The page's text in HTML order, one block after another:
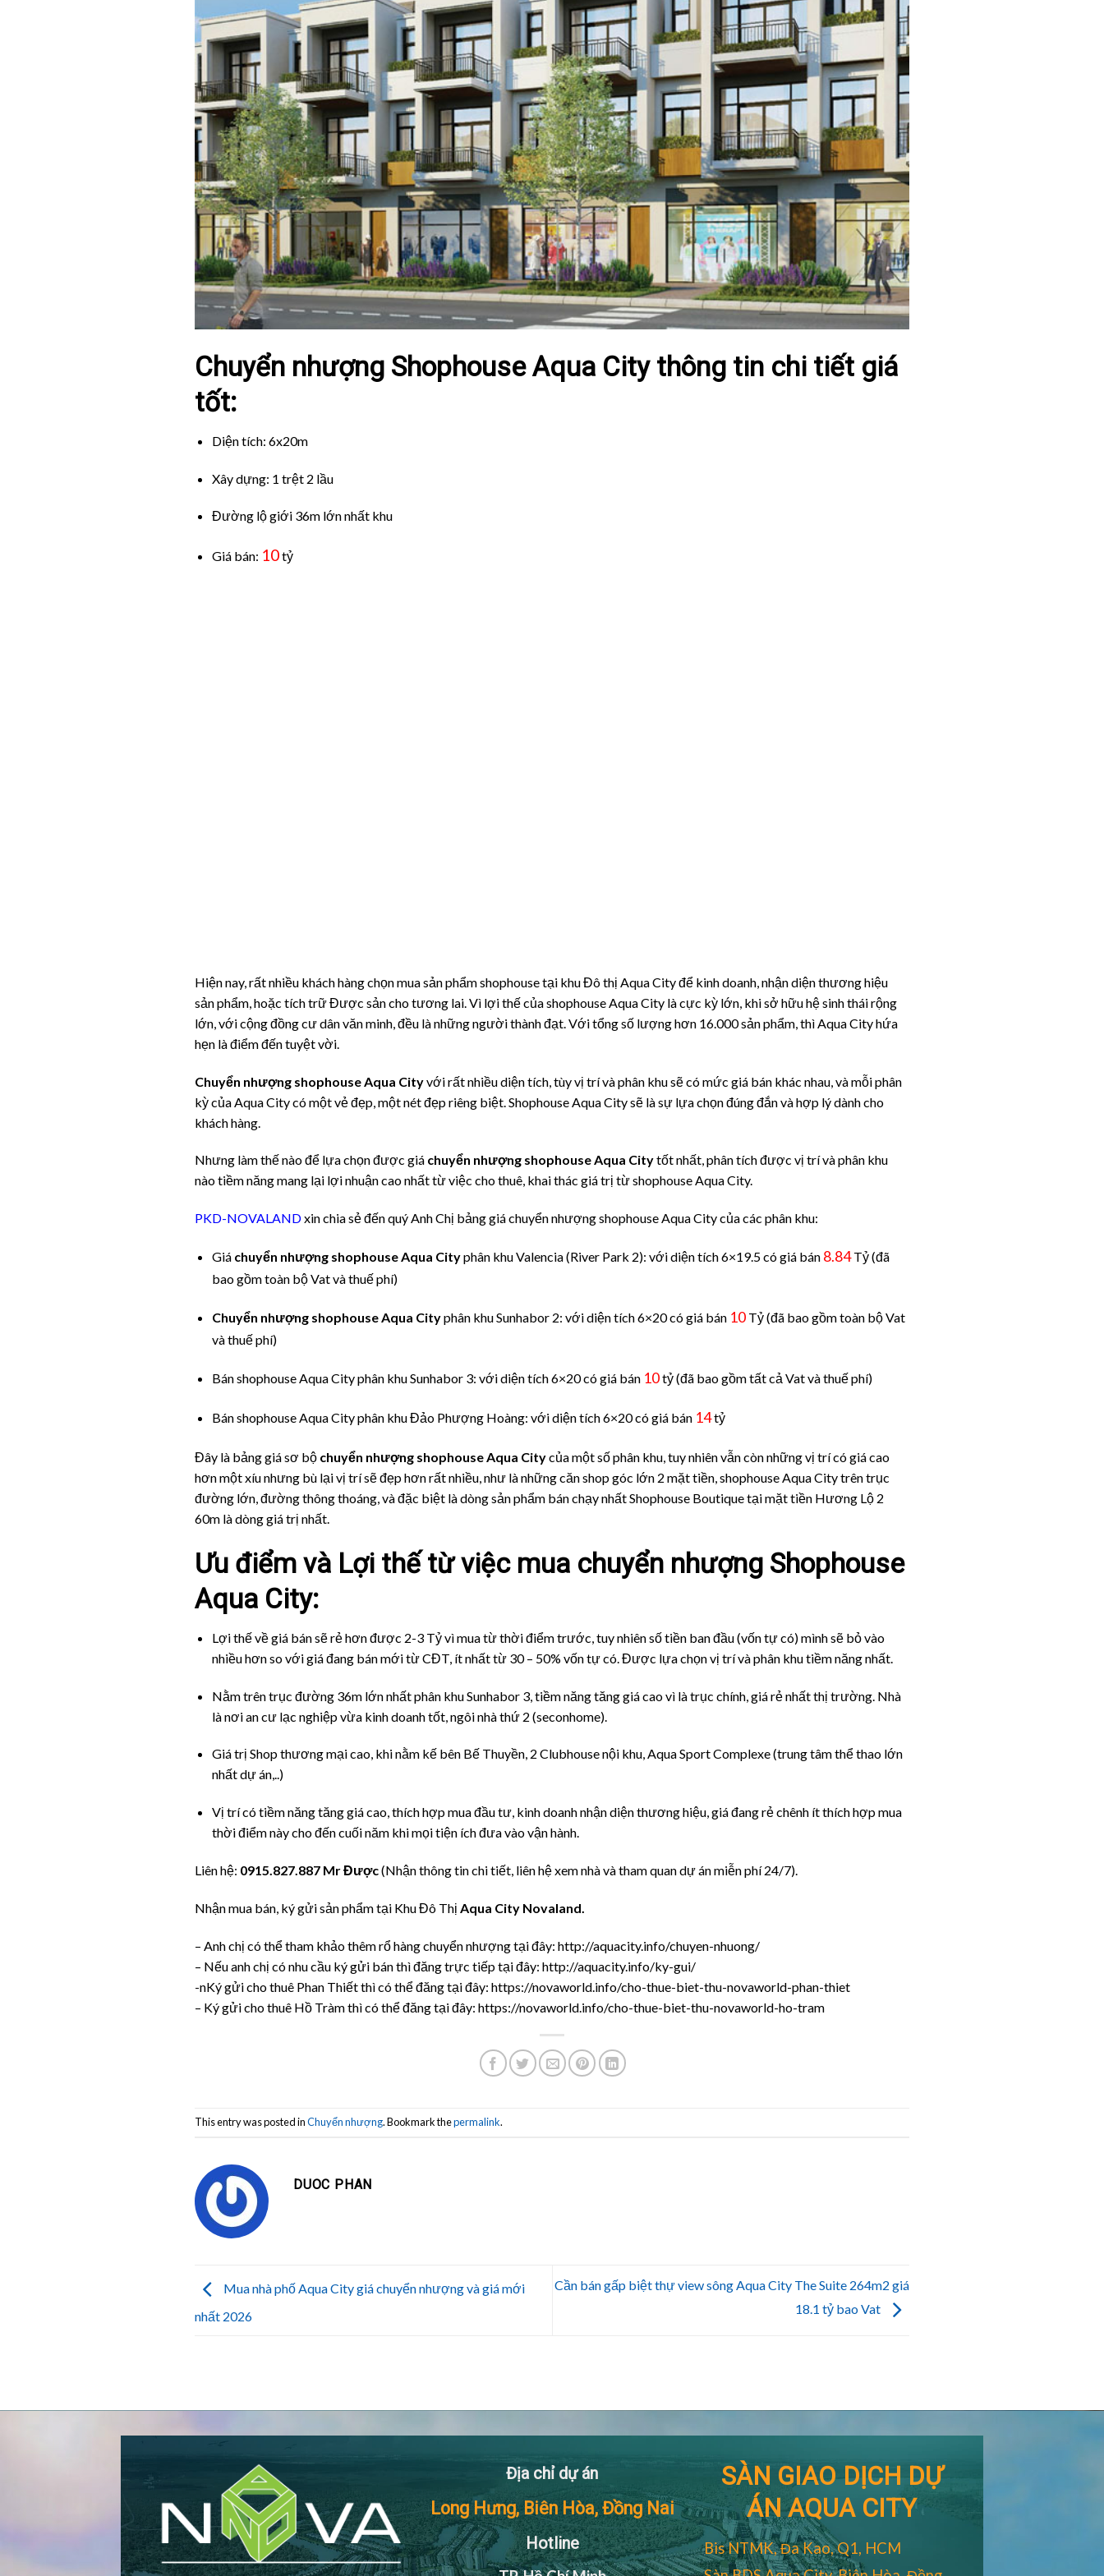
Chuyển nhượng Shophouse Aqua City thông tin chi tiết giá
tốt:
Diện tích: 6x20m
Xây dựng: 1 trệt 2 lầu
Đường lộ giới 36m lớn nhất khu
Giá bán: 10tỷ
Hiện nay, rất nhiều khách hàng chọn mua sản phẩm shophouse tại khu Đô thị Aqua City để kinh doanh, nhận diện thương hiệu
sản phẩm, hoặc tích trữ Được sản cho tương lai. Vì lợi thế của shophouse Aqua City là cực kỳ lớn, khi sở hữu hệ sinh thái rộng
lớn, với cộng đồng cư dân văn minh, đều là những người thành đạt. Với tổng số lượng hơn 16.000 sản phẩm, thì Aqua City hứa
hẹn là điểm đến tuyệt vời.
Chuyển nhượng shophouse Aqua Cityvới rất nhiều diện tích, tùy vị trí và phân khu sẽ có mức giá bán khác nhau, và mỗi phân
kỳ của Aqua City có một vẻ đẹp, một nét đẹp riêng biệt. Shophouse Aqua City sẽ là sự lựa chọn đúng đắn và hợp lý dành cho
khách hàng.
Nhưng làm thế nào để lựa chọn được giá chuyển nhượng shophouse Aqua Citytốt nhất, phân tích được vị trí và phân khu
nào tiềm năng mang lại lợi nhuận cao nhất từ việc cho thuê, khai thác giá trị từ shophouse Aqua City.
PKD-NOVALANDxin chia sẻ đến quý Anh Chị bảng giá chuyển nhượng shophouse Aqua City của các phân khu:
Giá chuyển nhượng shophouse Aqua Cityphân khu Valencia (River Park 2): với diện tích 6×19.5 có giá bán 8.84Tỷ (đã
bao gồm toàn bộ Vat và thuế phí)
Chuyển nhượng shophouse Aqua Cityphân khu Sunhabor 2: với diện tích 6×20 có giá bán 10Tỷ (đã bao gồm toàn bộ Vat
và thuế phí)
Bán shophouse Aqua City phân khu Sunhabor 3: với diện tích 6×20 có giá bán 10tỷ (đã bao gồm tất cả Vat và thuế phí)
Bán shophouse Aqua City phân khu Đảo Phượng Hoàng: với diện tích 6×20 có giá bán 14tỷ
Đây là bảng giá sơ bộ chuyển nhượng shophouse Aqua Citycủa một số phân khu, tuy nhiên vẫn còn những vị trí có giá cao
hơn một xíu nhưng bù lại vị trí sẽ đẹp hơn rất nhiều, như là những căn shop góc lớn 2 mặt tiền, shophouse Aqua City trên trục
đường lớn, đường thông thoáng, và đặc biệt là dòng sản phẩm bán chạy nhất Shophouse Boutique tại mặt tiền Hương Lộ 2
60m là dòng giá trị nhất.
Ưu điểm và Lợi thế từ việc mua chuyển nhượng Shophouse
Aqua City:
Lợi thế về giá bán sẽ rẻ hơn được 2-3 Tỷ vì mua từ thời điểm trước, tuy nhiên số tiền ban đầu (vốn tự có) mình sẽ bỏ vào
nhiều hơn so với giá đang bán mới từ CĐT, ít nhất từ 30 – 50% vốn tự có. Được lựa chọn vị trí và phân khu tiềm năng nhất.
Nằm trên trục đường 36m lớn nhất phân khu Sunhabor 3, tiềm năng tăng giá cao vì là trục chính, giá rẻ nhất thị trường. Nhà
là nơi an cư lạc nghiệp vừa kinh doanh tốt, ngôi nhà thứ 2 (seconhome).
Giá trị Shop thương mại cao, khi nằm kế bên Bế Thuyền, 2 Clubhouse nội khu, Aqua Sport Complexe (trung tâm thể thao lớn
nhất dự án,..)
Vị trí có tiềm năng tăng giá cao, thích hợp mua đầu tư, kinh doanh nhận diện thương hiệu, giá đang rẻ chênh ít thích hợp mua
thời điểm này cho đến cuối năm khi mọi tiện ích đưa vào vận hành.
Liên hệ: 0915.827.887 Mr Được(Nhận thông tin chi tiết, liên hệ xem nhà và tham quan dự án miễn phí 24/7).
Nhận mua bán, ký gửi sản phẩm tại Khu Đô Thị Aqua City Novaland.
– Anh chị có thể tham khảo thêm rổ hàng chuyển nhượng tại đây: http://aquacity.info/chuyen-nhuong/
– Nếu anh chị có nhu cầu ký gửi bán thì đăng trực tiếp tại đây: http://aquacity.info/ky-gui/
-nKý gửi cho thuê Phan Thiết thì có thể đăng tại đây: https://novaworld.info/cho-thue-biet-thu-novaworld-phan-thiet
– Ký gửi cho thuê Hồ Tràm thì có thể đăng tại đây: https://novaworld.info/cho-thue-biet-thu-novaworld-ho-tram
This entry was posted inChuyển nhượng. Bookmark thepermalink.
DUOC PHAN
Mua nhà phố Aqua City giá chuyển nhượng và giá mới
nhất 2026
Cần bán gấp biệt thự view sông Aqua City The Suite 264m2 giá
18.1 tỷ bao Vat
Địa chỉ dự án
Long Hưng, Biên Hòa, Đồng Nai
Hotline
SÀN GIAO DỊCH DỰ
ÁN AQUA CITY
Bis NTMK, Đa Kao, Q1, HCM